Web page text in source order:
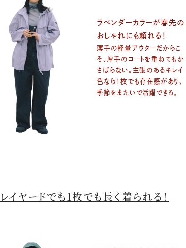
ラベンダーカラーが春先の
おしゃれにも頼れる！
薄手の軽量アウターだからこ
そ、厚手のコートを重ねてもか
さばらない。主張のあるキレイ
色なら1枚でも存在感があり、
季節をまたいで活躍できる。
レイヤードでも1枚でも長く着られる！